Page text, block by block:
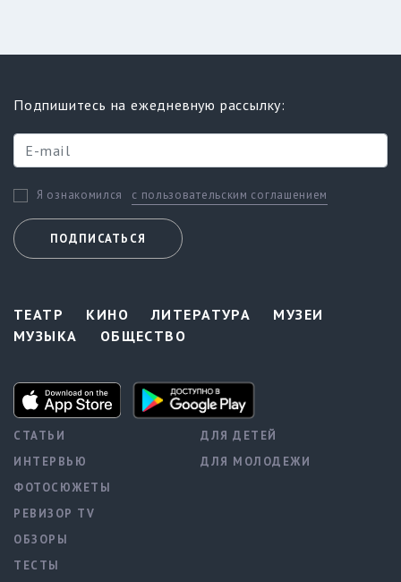
Подпишитесь на ежедневную рассылку:
Я ознакомился с пользовательским соглашением
ПОДПИСАТЬСЯ
ТЕАТР КИНО ЛИТЕРАТУРА
МУЗЕИ
МУЗЫКА
ОБЩЕСТВО
СТАТЬИ
ИНТЕРВЬЮ
ФОТОСЮЖЕТЫ
РЕВИЗОР TV
ОБЗОРЫ
ТЕСТЫ
ДЛЯ ДЕТЕЙ
ДЛЯ МОЛОДЕЖИ